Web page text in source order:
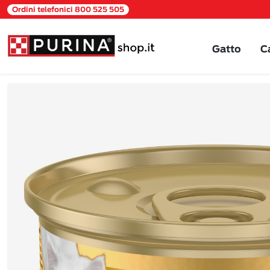
Ordini telefonici 800 525 505
Gatto